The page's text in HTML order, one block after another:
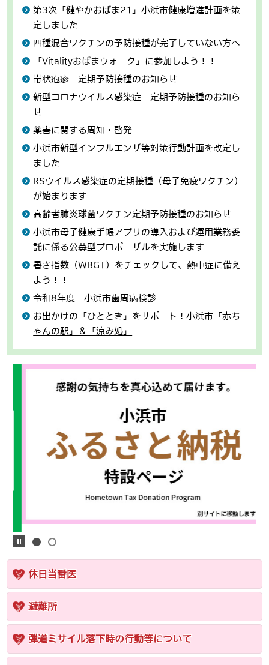
第3次「健やかおばま21」小浜市健康増進計画を策
定しました
四種混合ワクチンの予防接種が完了していない方へ
「Vitalityおばまウォーク」に参加しよう！！
帯状疱疹 定期予防接種のお知らせ
新型コロナウイルス感染症 定期予防接種のお知ら
せ
薬害に関する周知・啓発
小浜市新型インフルエンザ等対策行動計画を改定し
ました
RSウイルス感染症の定期接種（母子免疫ワクチン）
が始まります
高齢者肺炎球菌ワクチン定期予防接種のお知らせ
小浜市母子健康手帳アプリの導入および運用業務委
託に係る公募型プロポーザルを実施します
暑さ指数（WBGT）をチェックして、熱中症に備え
よう！！
令和8年度 小浜市歯周病検診
お出かけの「ひととき」をサポート！小浜市「赤ち
ゃんの駅」＆「涼み処」
休日当番医
避難所
弾道ミサイル落下時の行動等について